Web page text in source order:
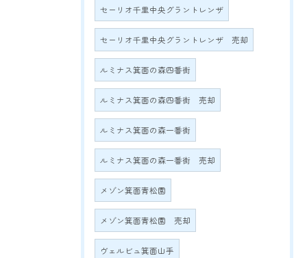
セーリオ千里中央グラントレンザ
セーリオ千里中央グラントレンザ 売却
ルミナス箕面の森四番街
ルミナス箕面の森四番街 売却
ルミナス箕面の森一番街
ルミナス箕面の森一番街 売却
メゾン箕面青松園
メゾン箕面青松園 売却
ヴェルビュ箕面山手